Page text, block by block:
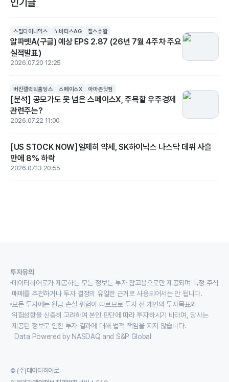
인기글
스틸다이나믹스 노바티스AG 찰스슈왑
알파벳A(구글) 예상 EPS 2.87 (26년 7월 4주차 주요
실적발표)
2026.07.20 12:25
버진갤럭틱홀딩스 스페이스X 아마존닷컴
[분석] 공모가도 못 넘은 스페이스X, 주목할 우주경제
관련주는?
2026.07.22 11:00
[US STOCK NOW]일제히 약세, SK하이닉스 나스닥 데뷔 사흘
만에 8% 하락
2026.07.13 20:55
투자유의
데이터히어로가 제공하는 모든 정보는 투자 참고용으로만 제공되며 특정 주식
매매를 추천하거나 투자 결정의 유일한 근거로 사용되어서는 안 됩니다.
모든 투자에는 원금 손실 위험이 따르므로 투자 전 개인의 투자목표와
위험성향을 신중히 고려하여 본인 판단에 따라 투자하시기 바라며, 당사는
제공된 정보로 인한 투자 결과에 대해 법적 책임을 지지 않습니다.
Data Powered by NASDAQ and S&P Global
© (주)데이터히어로